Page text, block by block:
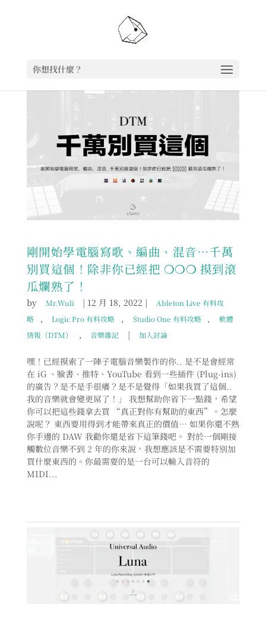
你想找什麼？
剛開始學電腦寫歌、編曲、混音…千萬
別買這個！除非你已經把 ❍❍❍ 摸到滾
瓜爛熟了！
by Mr.Wuli | 12 月 18, 2022 |
Ableton Live 有料攻
略
, Logic Pro 有料攻略 , Studio One 有料攻略 ,
軟體
情報（DTM）
, 音樂雜記 | 加入討論
嘿！已經摸索了一陣子電腦音樂製作的你.. 是不是會經常
在 iG 、臉書、推特、YouTube 看到一些插件 (Plug-ins)
的廣告？是不是手很癢？是不是覺得「如果我買了這個..
我的音樂就會變更屌了！」 我想幫助你省下一點錢，希望
你可以把這些錢拿去買 “真正對你有幫助的東西”。怎麼
說呢？ 東西要用得到才能帶來真正的價值… 如果你還不熟
你手邊的 DAW 我勸你還是省下這筆錢吧。 對於一個剛接
觸數位音樂不到 2 年的你來說，我想應該是不需要特別加
買什麼東西的。你最需要的是一台可以輸入音符的
MIDI...